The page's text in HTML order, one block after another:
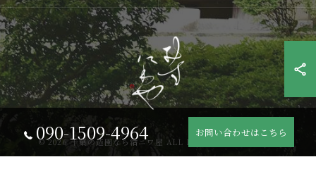
090-1509-4964 お問い合わせはこちら
© 2026 千葉の造園なら結ニワ屋 ALL RIGHTS RESERVED.